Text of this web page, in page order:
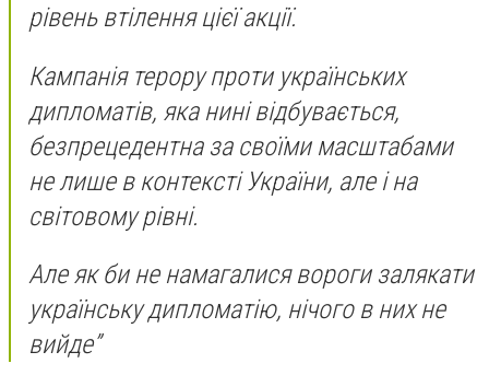
рівень втілення цієї акції.
Кампанія терору проти українських
дипломатів, яка нині відбувається,
безпрецедентна за своїми масштабами
не лише в контексті України, але і на
світовому рівні.
Але як би не намагалися вороги залякати
українську дипломатію, нічого в них не
вийде”